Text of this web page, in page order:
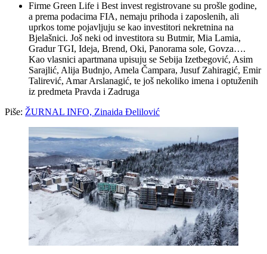
Firme Green Life i Best invest registrovane su prošle godine,
a prema podacima FIA, nemaju prihoda i zaposlenih, ali
uprkos tome pojavljuju se kao investitori nekretnina na
Bjelašnici. Još neki od investitora su Butmir, Mia Lamia,
Gradur TGI, Ideja, Brend, Oki, Panorama sole, Govza….
Kao vlasnici apartmana upisuju se Sebija Izetbegović, Asim
Sarajlić, Alija Budnjo, Amela Čampara, Jusuf Zahiragić, Emir
Talirević, Amar Arslanagić, te još nekoliko imena i optuženih
iz predmeta Pravda i Zadruga
Piše: ŽURNAL INFO, Zinaida Đelilović